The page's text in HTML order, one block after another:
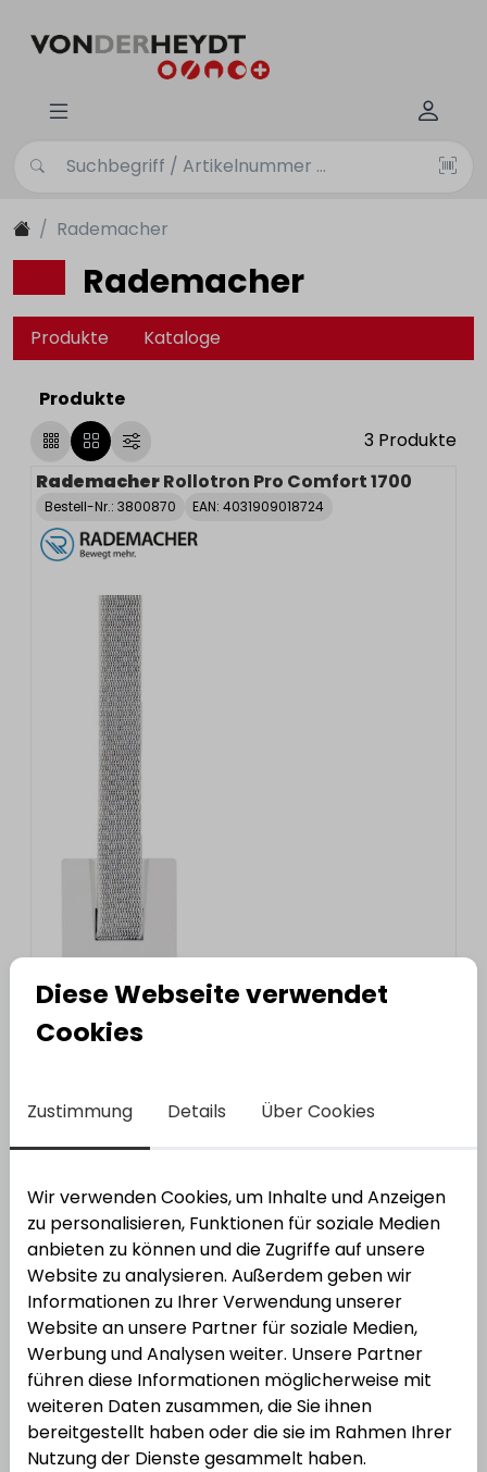
Rademacher
Rademacher
Produkte Kataloge
Produkte
3 Produkte
RademacherRollotron Pro Comfort 1700
Bestell-Nr.: 3800870 EAN: 4031909018724
RademacherRollotron Pro Standard 1300
Bestell-Nr.:3800871 EAN: 4031909018601
Diese Webseite verwendet
Cookies
Zustimmung Details Über Cookies
Wir verwenden Cookies, um Inhalte und Anzeigen
zu personalisieren, Funktionen für soziale Medien
anbieten zu können und die Zugriffe auf unsere
Website zu analysieren. Außerdem geben wir
Informationen zu Ihrer Verwendung unserer
Website an unsere Partner für soziale Medien,
Werbung und Analysen weiter. Unsere Partner
führen diese Informationen möglicherweise mit
weiteren Daten zusammen, die Sie ihnen
bereitgestellt haben oder die sie im Rahmen Ihrer
Nutzung der Dienste gesammelt haben.